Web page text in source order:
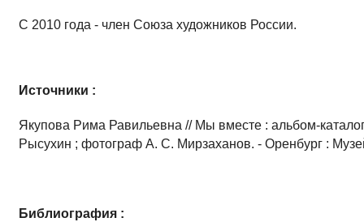
С 2010 года - член Союза художников России.
Источники :
Якупова Рима Равильевна // Мы вместе : альбом-
Рысухин ; фотограф А. С. Мирзаханов. - Оренбург :
Библиография :